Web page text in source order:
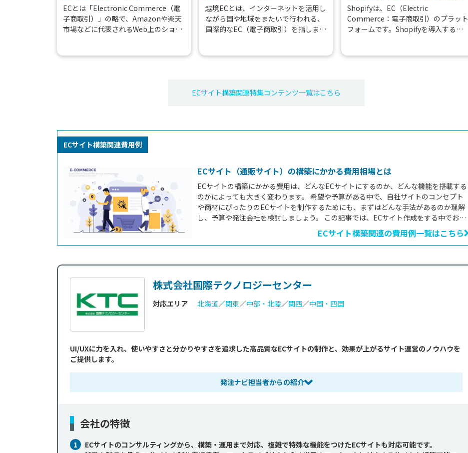
ECとは「Electronic Commerce（電
子商取引）」の略で、Amazonや楽天
市場などに代表されるWeb上のショッ
越境ECとは、インターネットを活用し
ながら国や地域をまたいで行われる、
国際的なEC（電子商取引）を指しま
選び方【2026年版】
Shopifyは、EC（Electric
Commerce：電子商取引）のプラット
フォームです。Shopifyを導入するこ
ECサイト構築関連特集コンテンツ一覧はこちら
ECサイト構築関連費用例
ECサイト（通販サイト）の構築にかかる費用相場とは
ECサイトの構築にかかる費用は、どんなECサイトにするのか、どんな機能を搭載する
のかによっても大きく変わります。 希望や予算がある中で、自社サイトのコンセプト
や商材にぴったりのECサイトを制作するためにも、まずはどんな手法があるのか理解
し、予算や発注会社を検討しましょう。 この記事では、ECサイト作成をする中でお悩
みの方に、成功に導く情報をお届けします。 漠然とECサイトを作りたいと考えている
ものの、具体的な方針や予算が決まっていない担当者の方は、各構築方法と費用相場
ECサイト構築関連の費用例一覧はこちら
株式会社国際テクノロジーセンター
対応エリア 北海道／関東／中部・北陸／関西／中国・四国
UI/UXに力を入れ、使いやすさと分かりやすさを追求した高品質なECサイトの制作と、効果が上がるサイト運営のノウハウを
ご提供します。
発注ナビ担当者からの紹介
会社の特徴
1
ECサイトのコンサルティングから、構築・運用まで対応、複雑で特殊な機能をつけたECサイトも対応可能です。